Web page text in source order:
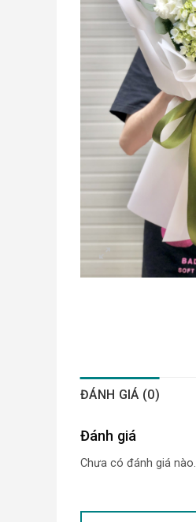
ĐÁNH GIÁ (0)
Đánh giá
Chưa có đánh giá nào.